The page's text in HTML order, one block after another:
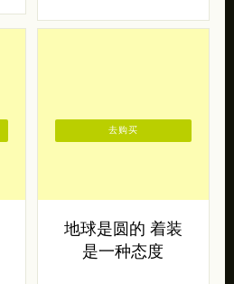
地球是圆的 着装
是一种态度
去购买